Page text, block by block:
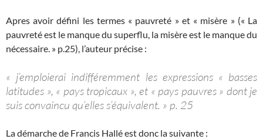
Apres avoir défini les termes « pauvreté » et « misère » (« La
pauvreté est le manque du superflu, la misère est le manque du
nécessaire. » p.25), l’auteur précise :
« j’emploierai indifféremment les expressions « basses
latitudes », « pays tropicaux », et « pays pauvres » dont je
suis convaincu qu’elles s’équivalent. » p. 25
La démarche de Francis Hallé est donc la suivante :